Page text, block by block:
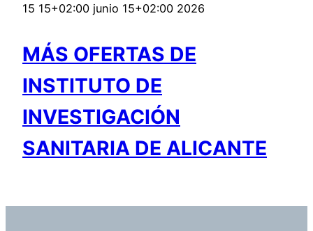
15 15+02:00 junio 15+02:00 2026
MÁS OFERTAS DE
INSTITUTO DE
INVESTIGACIÓN
SANITARIA DE ALICANTE